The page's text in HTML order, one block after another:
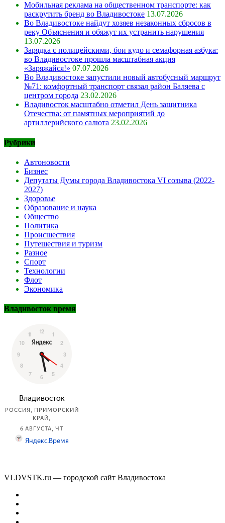
Мобильная реклама на общественном транспорте: как
раскрутить бренд во Владивостоке 13.07.2026
Во Владивостоке найдут хозяев незаконных сбросов в
реку Объяснения и обяжут их устранить нарушения
13.07.2026
Зарядка с полицейскими, бои кудо и семафорная азбука:
во Владивостоке прошла масштабная акция
«Заряжайся!» 07.07.2026
Во Владивостоке запустили новый автобусный маршрут
№71: комфортный транспорт связал район Баляева с
центром города 23.02.2026
Владивосток масштабно отметил День защитника
Отечества: от памятных мероприятий до
артиллерийского салюта 23.02.2026
Рубрики
Автоновости
Бизнес
Депутаты Думы города Владивостока VI созыва (2022-
2027)
Здоровье
Образование и наука
Общество
Политика
Происшествия
Путешествия и туризм
Разное
Спорт
Технологии
Флот
Экономика
Владивосток время
VLDVSTK.ru — городской сайт Владивостока